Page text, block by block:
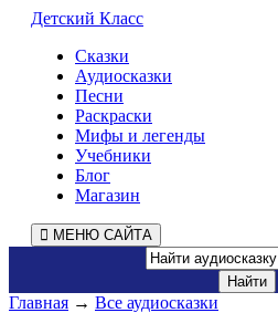
Детский Класс
Сказки
Аудиосказки
Песни
Раскраски
Мифы и легенды
Учебники
Блог
Магазин
МЕНЮ САЙТА
Главная → Все аудиосказки